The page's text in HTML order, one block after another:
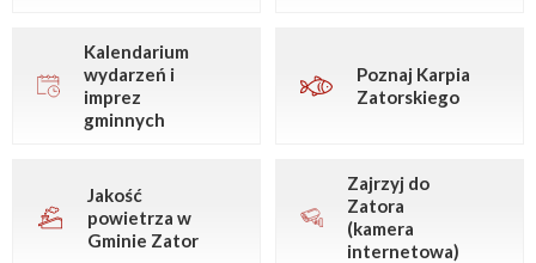
Kalendarium
wydarzeń i
imprez
gminnych
Poznaj Karpia
Zatorskiego
Jakość
powietrza w
Gminie Zator
Zajrzyj do
Zatora
(kamera
internetowa)